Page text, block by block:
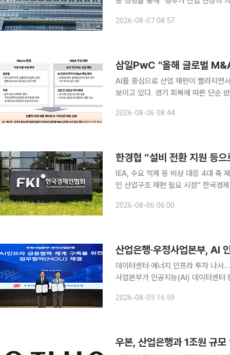
생산기반을 자국에 유치하기 위해 경
2026-08-07 08:57
삼일PwC "올해 글로벌
AI를 중심으로 산업 재편이 빨라지면
보이고 있다. 경기 회복에 따른 단순
다. 삼일PwC는 이 같은 내용을 담
2026-08-06 08:44
한경협 “설비 전환 지원 등
IEA, 수요 억제 등 비상 대응 4대 축
인 산업구조 재편 필요 시점” 한국경제인협회(한경협)에서 지정학 리스크가 발생할 때마다 반복되
다. 6일 한경협은 김진수 한양대 자
2026-08-06 06:00
산업은행·우정사업본부, AI
데이터센터·에너지 인프라 투자 나서…20년 만에 재출자 한국산
사업본부가 인공지능(AI) 데이터센터
2026-08-05 16:59
우본, 산업은행과 1조원 규모